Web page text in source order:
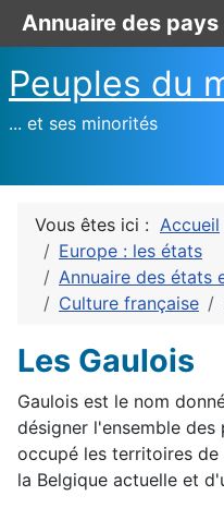
Peuples du
... et ses minorités
Vous êtes ici : Accueil
Europe : les états
Annuaire des états
Culture française
Les Gaulois
Gaulois est le nom
désigner l'ensemble
occupé les territoires de
la Belgique actuelle et
Annuaire des pays